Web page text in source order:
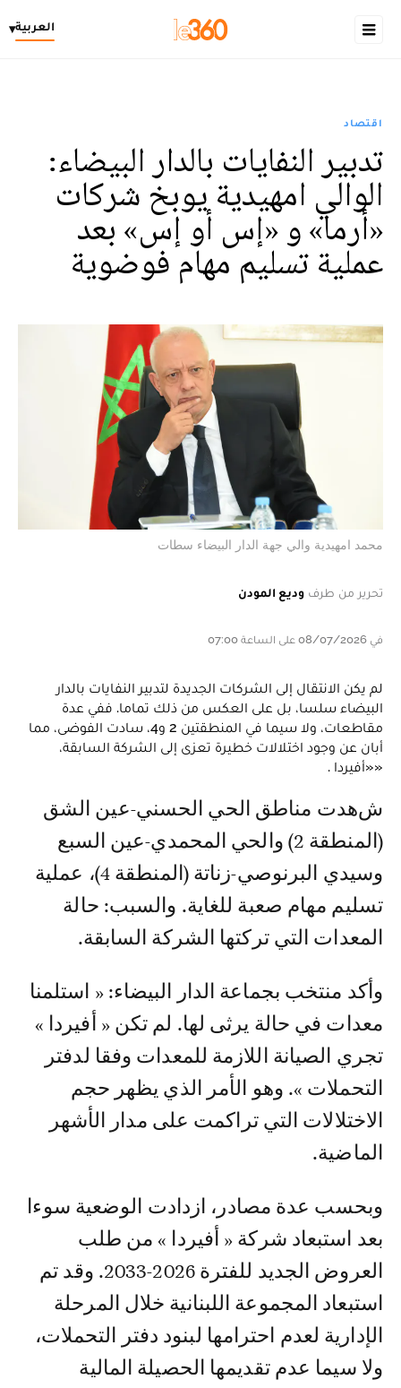
العربية▾
اقتصاد
تدبير النفايات بالدار البيضاء:
الوالي امهيدية يوبخ شركات
«أرما» و «إس أو إس» بعد
عملية تسليم مهام فوضوية
محمد امهيدية والي جهة الدار البيضاء سطات
تحرير من طرف وديع المودن
في 08/07/2026 على الساعة 07:00
لم يكن الانتقال إلى الشركات الجديدة لتدبير النفايات بالدار
البيضاء سلسا، بل على العكس من ذلك تماما. ففي عدة
مقاطعات، ولا سيما في المنطقتين 2 و4، سادت الفوضى، مما
أبان عن وجود اختلالات خطيرة تعزى إلى الشركة السابقة،
««أفيردا .
شهدت مناطق الحي الحسني-عين الشق
(المنطقة 2) والحي المحمدي-عين السبع
وسيدي البرنوصي-زناتة (المنطقة 4)، عملية
تسليم مهام صعبة للغاية. والسبب: حالة
المعدات التي تركتها الشركة السابقة.
وأكد منتخب بجماعة الدار البيضاء: « استلمنا
معدات في حالة يرثى لها. لم تكن « أفيردا »
تجري الصيانة اللازمة للمعدات وفقا لدفتر
التحملات ». وهو الأمر الذي يظهر حجم
الاختلالات التي تراكمت على مدار الأشهر
الماضية.
وبحسب عدة مصادر، ازدادت الوضعية سوءا
بعد استبعاد شركة « أفيردا » من طلب
العروض الجديد للفترة 2026-2033. وقد تم
استبعاد المجموعة اللبنانية خلال المرحلة
الإدارية لعدم احترامها لبنود دفتر التحملات،
ولا سيما عدم تقديمها الحصيلة المالية